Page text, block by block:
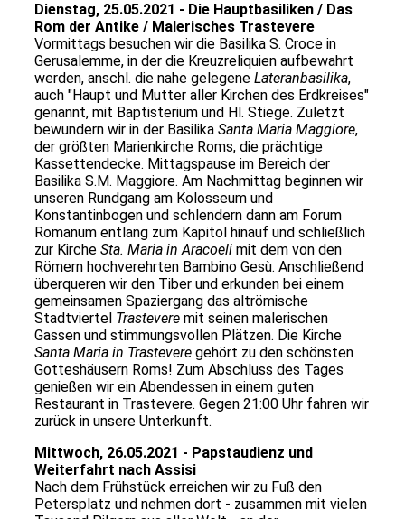
Dienstag, 25.05.2021 - Die Hauptbasiliken / Das
Rom der Antike / Malerisches Trastevere
Vormittags besuchen wir die Basilika S. Croce in
Gerusalemme, in der die Kreuzreliquien aufbewahrt
werden, anschl. die nahe gelegene Lateranbasilika,
auch "Haupt und Mutter aller Kirchen des Erdkreises"
genannt, mit Baptisterium und Hl. Stiege. Zuletzt
bewundern wir in der Basilika Santa Maria Maggiore,
der größten Marienkirche Roms, die prächtige
Kassettendecke. Mittagspause im Bereich der
Basilika S.M. Maggiore. Am Nachmittag beginnen wir
unseren Rundgang am Kolosseum und
Konstantinbogen und schlendern dann am Forum
Romanum entlang zum Kapitol hinauf und schließlich
zur Kirche Sta. Maria in Aracoelimit dem von den
Römern hochverehrten Bambino Gesù. Anschließend
überqueren wir den Tiber und erkunden bei einem
gemeinsamen Spaziergang das altrömische
Stadtviertel Trasteveremit seinen malerischen
Gassen und stimmungsvollen Plätzen. Die Kirche
Santa Maria in Trasteveregehört zu den schönsten
Gotteshäusern Roms! Zum Abschluss des Tages
genießen wir ein Abendessen in einem guten
Restaurant in Trastevere. Gegen 21:00 Uhr fahren wir
zurück in unsere Unterkunft.
Mittwoch, 26.05.2021 - Papstaudienz und
Weiterfahrt nach Assisi
Nach dem Frühstück erreichen wir zu Fuß den
Petersplatz und nehmen dort - zusammen mit vielen